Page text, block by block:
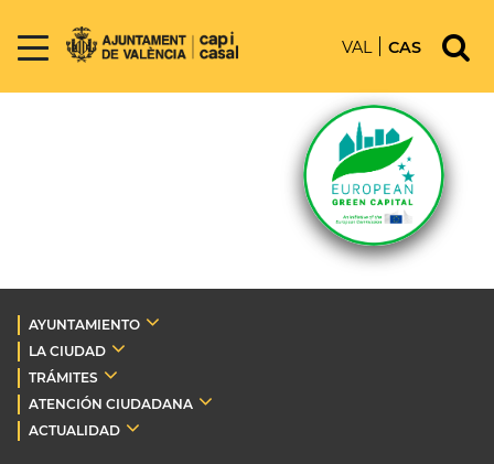
VAL CAS
AYUNTAMIENTO
LA CIUDAD
TRÁMITES
ATENCIÓN CIUDADANA
ACTUALIDAD